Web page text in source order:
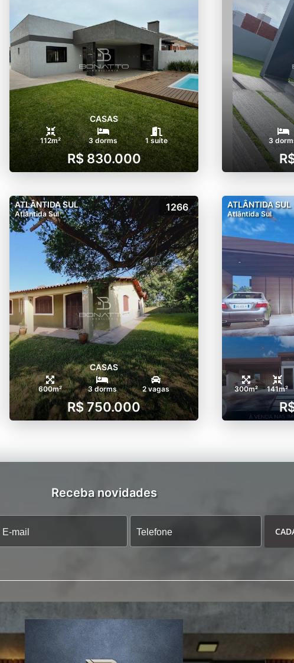
CASAS
112m² 3 dorms 1 suíte
R$ 830.000
3
ATLÂNTIDA SUL
Atlântida Sul
1266
CASAS
600m² 3 dorms 2 vagas
R$ 750.000
ATLÂNTIDA SUL
Atlântida Sul
300m² 141m²
Receba novidades